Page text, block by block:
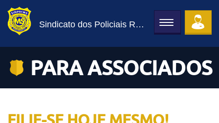
Sindicato dos Policiais Rodoviários Federais de MS
Toggle
navigation
PARA ASSOCIADOS